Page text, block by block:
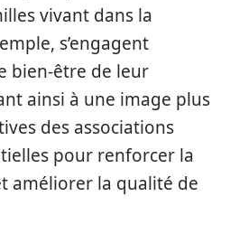
vivant dans la
s’engagent
bien-être de leur
ainsi à une image plus
des associations
pour renforcer la
améliorer la qualité de